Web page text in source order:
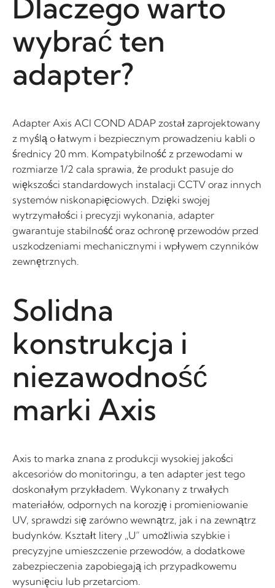
Dlaczego warto
wybrać ten
adapter?
Adapter Axis ACI COND ADAP został zaprojektowany
z myślą o łatwym i bezpiecznym prowadzeniu kabli o
średnicy 20 mm. Kompatybilność z przewodami w
rozmiarze 1/2 cala sprawia, że produkt pasuje do
większości standardowych instalacji CCTV oraz innych
systemów niskonapięciowych. Dzięki swojej
wytrzymałości i precyzji wykonania, adapter
gwarantuje stabilność oraz ochronę przewodów przed
uszkodzeniami mechanicznymi i wpływem czynników
zewnętrznych.
Solidna
konstrukcja i
niezawodność
marki Axis
Axis to marka znana z produkcji wysokiej jakości
akcesoriów do monitoringu, a ten adapter jest tego
doskonałym przykładem. Wykonany z trwałych
materiałów, odpornych na korozję i promieniowanie
UV, sprawdzi się zarówno wewnątrz, jak i na zewnątrz
budynków. Kształt litery „U” umożliwia szybkie i
precyzyjne umieszczenie przewodów, a dodatkowe
zabezpieczenia zapobiegają ich przypadkowemu
wysunięciu lub przetarciom.